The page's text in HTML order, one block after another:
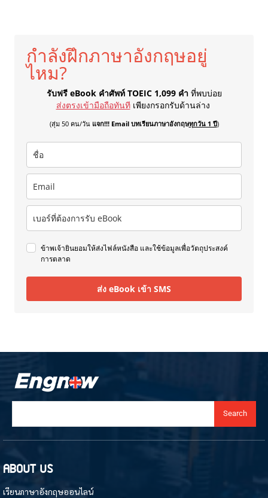
กำลังฝึกภาษาอังกฤษอยู่
ไหม?
รับฟรี eBook คำศัพท์ TOEIC 1,099 คำ ที่พบบ่อย
ส่งตรงเข้ามือถือทันที เพียงกรอกรับด้านล่าง
(สุ่ม 50 คน/วัน แจก!!! Email บทเรียนภาษาอังกฤษทุกวัน 1 ปี)
ข้าพเจ้ายินยอมให้ส่งไฟล์หนังสือ และใช้ข้อมูลเพื่อวัตถุประสงค์
การตลาด
ส่ง eBook เข้า SMS
Search
ABOUT US
เรียนภาษาอังกฤษออนไลน์